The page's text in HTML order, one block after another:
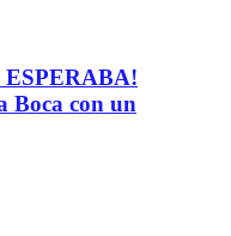
Boca con un